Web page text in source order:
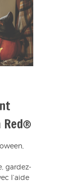
Red®
gardez-
l’aide